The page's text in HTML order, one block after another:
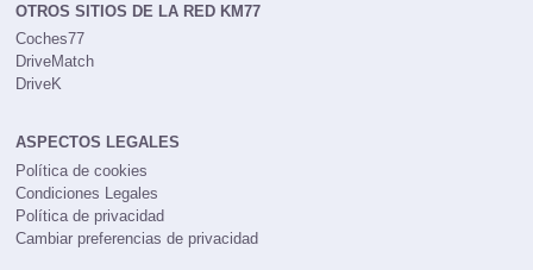
OTROS SITIOS DE LA RED KM77
Coches77
DriveMatch
DriveK
ASPECTOS LEGALES
Política de cookies
Condiciones Legales
Política de privacidad
Cambiar preferencias de privacidad